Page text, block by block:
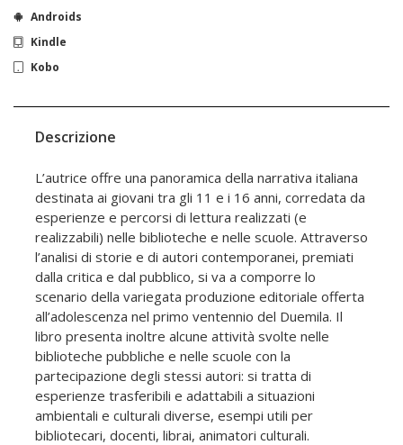
Androids
Kindle
Kobo
Descrizione
L’autrice offre una panoramica della narrativa italiana
destinata ai giovani tra gli 11 e i 16 anni, corredata da
esperienze e percorsi di lettura realizzati (e
realizzabili) nelle biblioteche e nelle scuole. Attraverso
l’analisi di storie e di autori contemporanei, premiati
dalla critica e dal pubblico, si va a comporre lo
scenario della variegata produzione editoriale offerta
all’adolescenza nel primo ventennio del Duemila. Il
libro presenta inoltre alcune attività svolte nelle
biblioteche pubbliche e nelle scuole con la
partecipazione degli stessi autori: si tratta di
esperienze trasferibili e adattabili a situazioni
ambientali e culturali diverse, esempi utili per
bibliotecari, docenti, librai, animatori culturali.